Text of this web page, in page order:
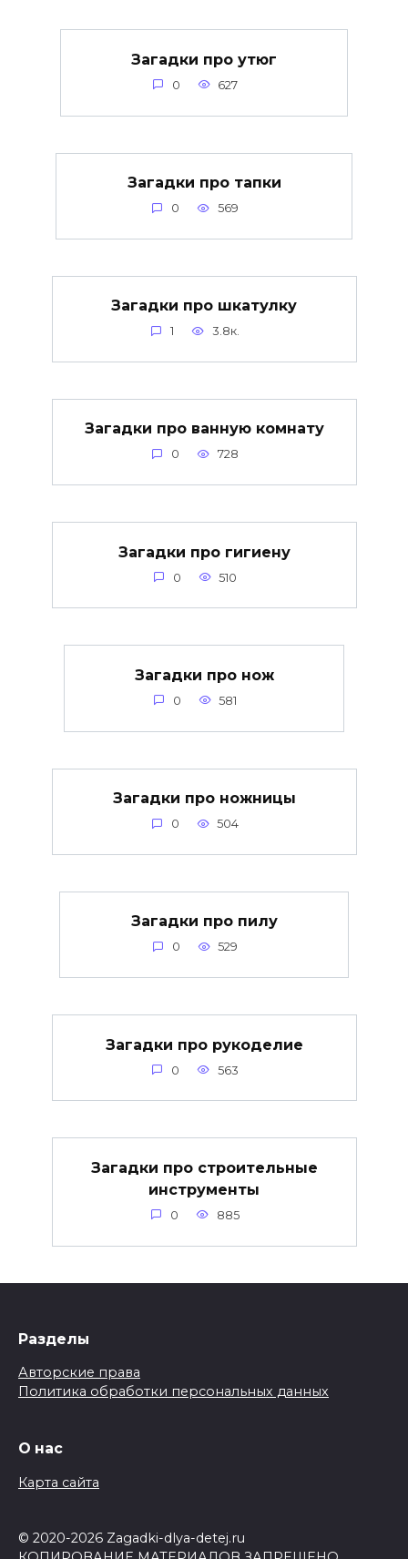
Загадки про утюг
0 627
Загадки про тапки
0 569
Загадки про шкатулку
1 3.8к.
Загадки про ванную комнату
0 728
Загадки про гигиену
0 510
Загадки про нож
0 581
Загадки про ножницы
0 504
Загадки про пилу
0 529
Загадки про рукоделие
0 563
Загадки про строительные
инструменты
0 885
Разделы
Авторские права
Политика обработки персональных данных
О нас
Карта сайта
© 2020-2026 Zagadki-dlya-detej.ru